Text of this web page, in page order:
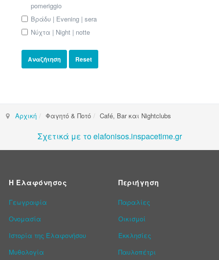
pomeriggio
Βράδυ | Evening | sera
Νύχτα | Night | notte
Αρχική Φαγητό & Ποτό Café, Bar και Nightclubs
Σχετικά με το elafonisos.inspacetime.gr
Η Ελαφόνησος
Γεωγραφία
Ονομασία
Ιστορία της Ελαφονήσου
Μυθολογία
Περιήγηση
Παραλίες
Οικισμοί
Εκκλησίες
Παυλοπέτρι